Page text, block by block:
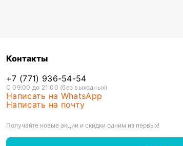
Контакты
+7 (771) 936-54-54
С 09:00 до 21:00 (без выходных)
Написать на WhatsApp
Написать на почту
Получайте новые акции и скидки одним из первых!